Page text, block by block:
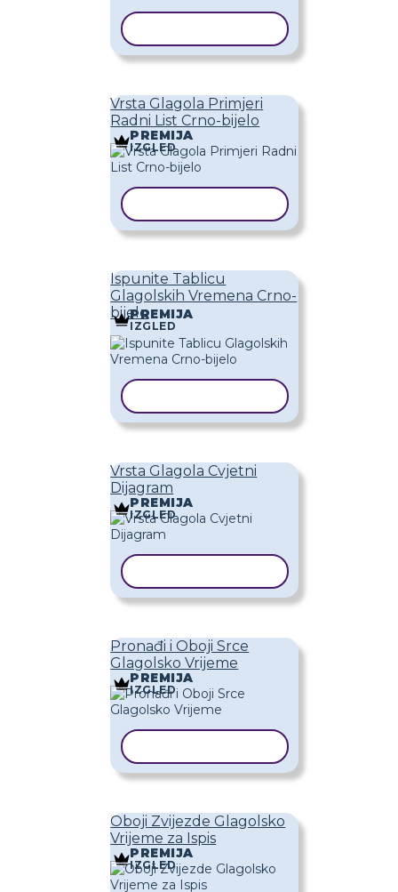
Vrsta Glagola Primjeri
Radni List Crno-bijelo
PREMIJA
IZGLED
Ispunite Tablicu
Glagolskih Vremena Crno-
bijeloPREMIJA
IZGLED
Vrsta Glagola Cvjetni
Dijagram
PREMIJA
IZGLED
Pronađi i Oboji Srce
Glagolsko Vrijeme
PREMIJA
IZGLED
Oboji Zvijezde Glagolsko
Vrijeme za Ispis
PREMIJA
IZGLED